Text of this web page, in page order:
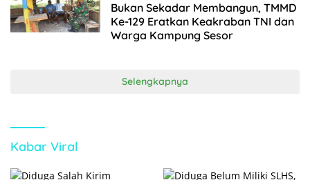
Bukan Sekadar Membangun, TMMD
Ke-129 Eratkan Keakraban TNI dan
Warga Kampung Sesor
Selengkapnya
Kabar Viral